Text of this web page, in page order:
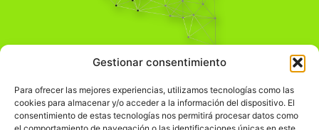
Gestionar consentimiento
Para ofrecer las mejores experiencias, utilizamos tecnologías como las
cookies para almacenar y/o acceder a la información del dispositivo. El
consentimiento de estas tecnologías nos permitirá procesar datos como
Pensamiento Crítico
Comprender el mundo para transformarlo.